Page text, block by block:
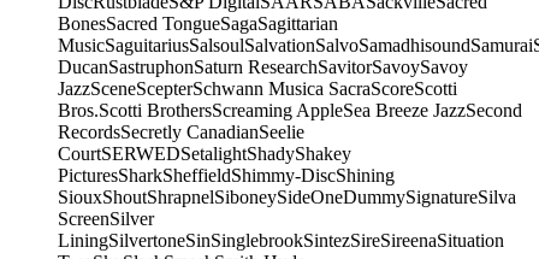
BonesSacred TongueSagaSagittarian
MusicSaguitariusSalsoulSalvationSalvoSamadhisoundSamurai
DucanSastruphonSaturn ResearchSavitorSavoySavoy
JazzSceneScepterSchwann Musica SacraScoreScotti
Bros.Scotti BrothersScreaming AppleSea Breeze JazzSecond
RecordsSecretly CanadianSeelie
CourtSERWEDSetalightShadyShakey
PicturesSharkSheffieldShimmy-DiscShining
SiouxShoutShrapnelSiboneySideOneDummySignatureSilva
ScreenSilver
LiningSilvertoneSinSinglebrookSintezSireSireenaSituation